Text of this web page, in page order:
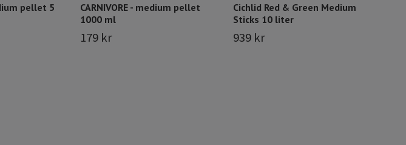
pellet 5
CARNIVORE - medium pellet
1000 ml
179 kr
Cichlid Red & Green Medium
Sticks 10 liter
939 kr